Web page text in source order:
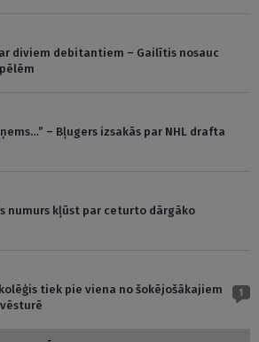
diviem debitantiem – Gailītis nosauc
– Bļugers izsakās par NHL drafta
numurs kļūst par ceturto dārgāko
tiek pie viena no šokējošākajiem
1